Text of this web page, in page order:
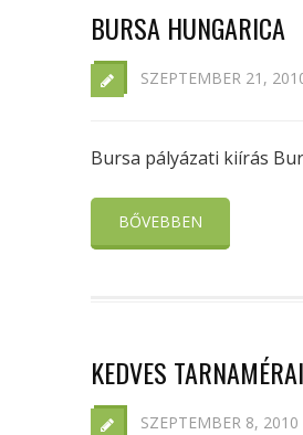
BURSA HUNGARICA
SZEPTEMBER 21,
Bursa pályázati kiírás
BŐVEBBEN
KEDVES
SZEPTEMBER 8, 2010